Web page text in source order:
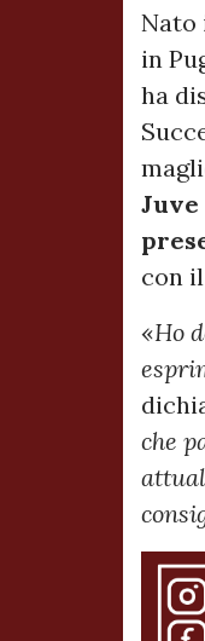
Nato
in
ha
Juve
con il
«Ho
che